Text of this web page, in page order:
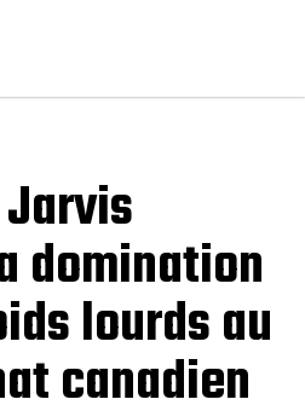
domination
lourds au
canadien